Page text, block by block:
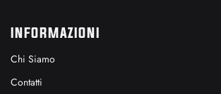
INFORMAZIONI
Chi Siamo
Contatti